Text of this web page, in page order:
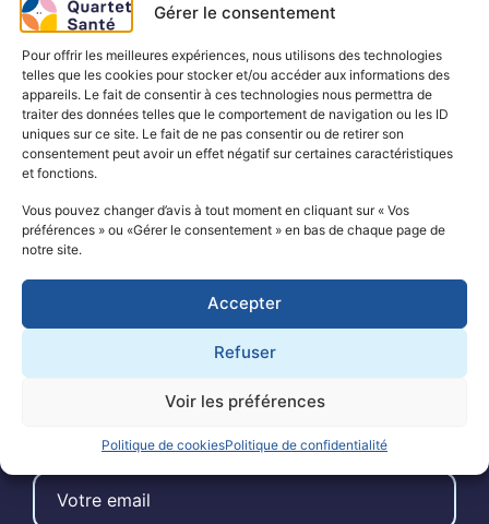
Gérer le consentement
Pour offrir les meilleures expériences, nous utilisons des technologies
telles que les cookies pour stocker et/ou accéder aux informations des
appareils. Le fait de consentir à ces technologies nous permettra de
traiter des données telles que le comportement de navigation ou les ID
uniques sur ce site. Le fait de ne pas consentir ou de retirer son
consentement peut avoir un effet négatif sur certaines caractéristiques
et fonctions.
Vous pouvez changer d’avis à tout moment en cliquant sur « Vos
préférences » ou «Gérer le consentement » en bas de chaque page de
notre site.
Accepter
Refuser
Voir les préférences
Politique de cookiesPolitique de confidentialité
QUI SOMMES-NOUS ?
LE PROJET SÉSAME
LA RECHERCHE
NOS SOUTIENS
ACTUALITÉS
CONTACT